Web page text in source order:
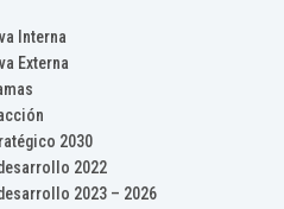
Interna
Externa
2030
2022
2023 – 2026